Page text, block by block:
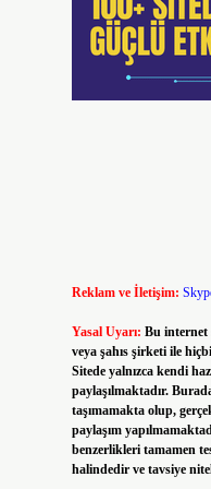
Reklam ve İletişim:
Yasal Uyarı: Bu
veya şahıs şirketi ile
Sitede yalnızca kendi
paylaşılmaktadır.
taşımamakta olup,
paylaşım
benzerlikleri tamamen
halindedir ve tavsiye